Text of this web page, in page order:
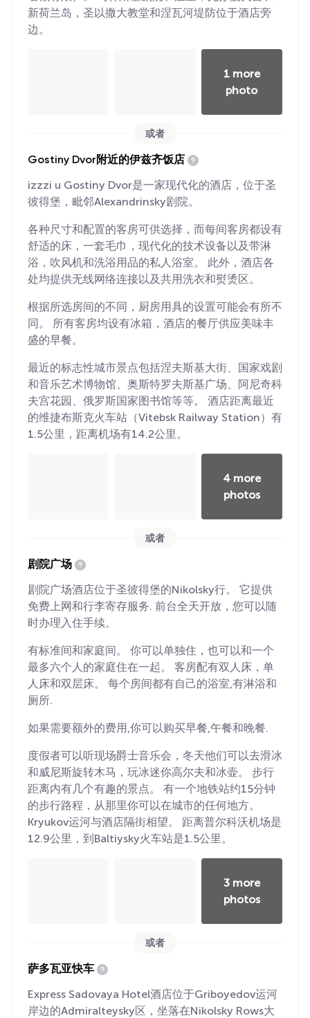
新荷兰岛，圣以撒大教堂和涅瓦河堤防位于酒店旁
边。
1 more
photo
或者
Gostiny Dvor附近的伊兹齐饭店
izzzi u Gostiny Dvor是一家现代化的酒店，位于圣
彼得堡，毗邻Alexandrinsky剧院。
各种尺寸和配置的客房可供选择，而每间客房都设有
舒适的床，一套毛巾，现代化的技术设备以及带淋
浴，吹风机和洗浴用品的私人浴室。 此外，酒店各
处均提供无线网络连接以及共用洗衣和熨烫区。
根据所选房间的不同，厨房用具的设置可能会有所不
同。 所有客房均设有冰箱，酒店的餐厅供应美味丰
盛的早餐。
最近的标志性城市景点包括涅夫斯基大街、国家戏剧
和音乐艺术博物馆、奥斯特罗夫斯基广场、阿尼奇科
夫宫花园、俄罗斯国家图书馆等等。 酒店距离最近
的维捷布斯克火车站（Vitebsk Railway Station）有
1.5公里，距离机场有14.2公里。
4 more
photos
或者
剧院广场
剧院广场酒店位于圣彼得堡的Nikolsky行。 它提供
免费上网和行李寄存服务. 前台全天开放，您可以随
时办理入住手续。
有标准间和家庭间。 你可以单独住，也可以和一个
最多六个人的家庭住在一起。 客房配有双人床，单
人床和双层床。 每个房间都有自己的浴室,有淋浴和
厕所.
如果需要额外的费用,你可以购买早餐,午餐和晚餐.
度假者可以听现场爵士音乐会，冬天他们可以去滑冰
和威尼斯旋转木马，玩冰迷你高尔夫和冰壶。 步行
距离内有几个有趣的景点。 有一个地铁站约15分钟
的步行路程，从那里你可以在城市的任何地方。
Kryukov运河与酒店隔街相望。 距离普尔科沃机场是
12.9公里，到Baltiysky火车站是1.5公里。
3 more
photos
或者
萨多瓦亚快车
Express Sadovaya Hotel酒店位于Griboyedov运河
岸边的Admiralteysky区，坐落在Nikolsky Rows大